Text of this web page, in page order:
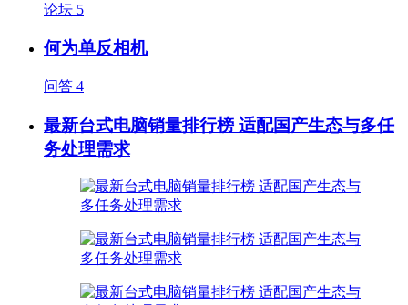
论坛 5
何为单反相机
问答 4
最新台式电脑销量排行榜 适配国产生态与多任
务处理需求